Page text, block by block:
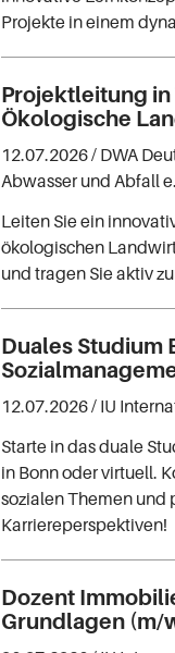
Projekte in einem
Projektleitung in
Ökologische
12.07.2026 / DWA
Abwasser und Abfall
Leiten Sie ein
ökologischen
und tragen Sie aktiv
Duales Studium
12.07.2026 / IU
Starte in das duale
in Bonn oder virtuell.
sozialen Themen und
Karriereperspektiven!
Dozent
Grundlagen (m/